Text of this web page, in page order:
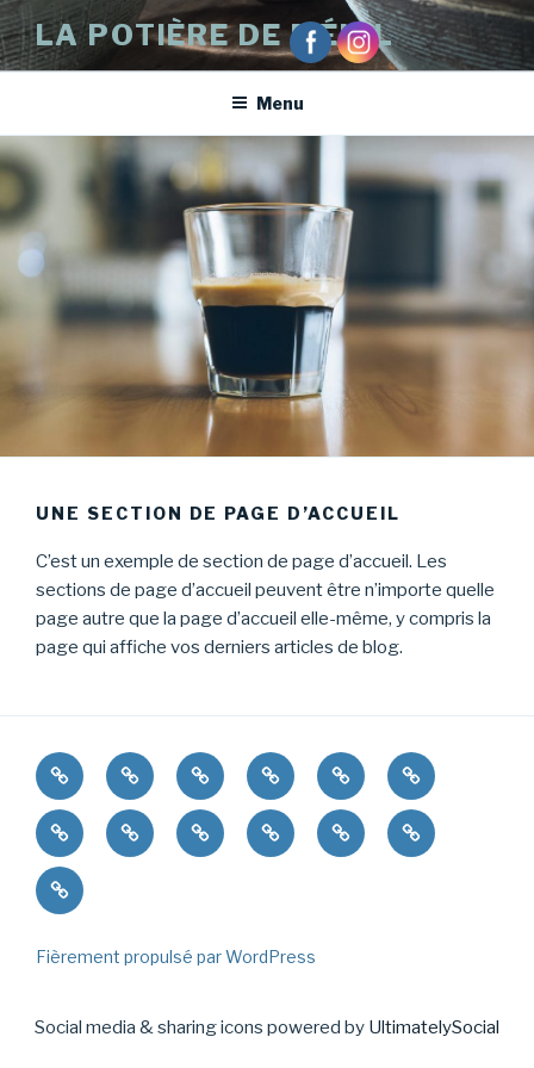
Aller
au
contenu
LA POTIÈRE DE MÉNIL
Menu
UNE SECTION DE PAGE D’ACCUEIL
C’est un exemple de section de page d’accueil. Les
sections de page d’accueil peuvent être n’importe quelle
page autre que la page d’accueil elle-même, y compris la
page qui affiche vos derniers articles de blog.
Accueil Juillet
26
Mon
approche
Mes
créations
Une
commande?
Pour
les
enfants
Cours
particulier
tournage
Ateliers
adultes
A
propos
Pour
les
Atelier
Parent/enfant
contacts
Jours
et
Fièrement propulsé par WordPress
Social media & sharing icons powered by UltimatelySocial